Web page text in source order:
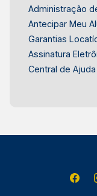
Administração
Antecipar Meu
Garantias
Assinatura
Central de Ajuda